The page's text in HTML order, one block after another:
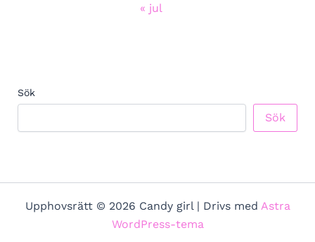
« jul
Sök
Sök
Upphovsrätt © 2026 Candy girl | Drivs med Astra
WordPress-tema